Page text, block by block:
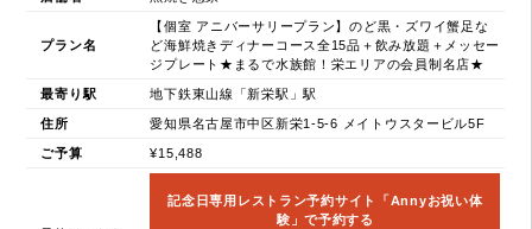
プラン名
【個室 アニバーサリープラン】のど黒・ズワイ蟹足な
ど海鮮焼きディナーコース全15品＋飲み放題＋メッセー
ジプレート★まるで水族館！栄エリアの会員制名店★
最寄り駅 地下鉄東山線「新栄駅」駅
住所 愛知県名古屋市中区新栄1-5-6 メイトウスタービル5F
ご予算 ¥15,488
記念日専用レストラン予約サイト「Annyお祝い体
験」で予約する